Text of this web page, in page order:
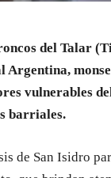
del Talar
Argentina,
vulnerables
barriales.
de San Isidro